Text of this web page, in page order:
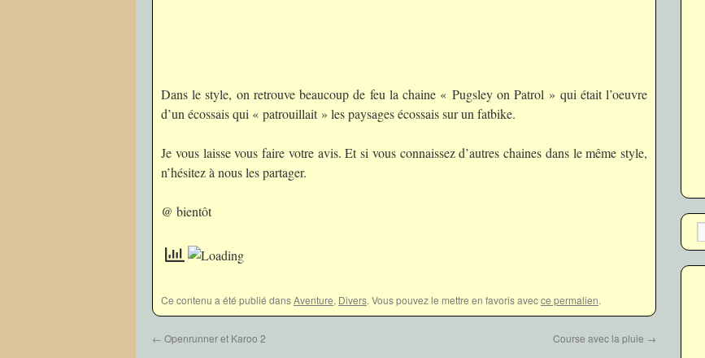
Dans le style, on retrouve beaucoup de feu la chaine « Pugsley on Patrol » qui était l’oeuvre
d’un écossais qui « patrouillait » les paysages écossais sur un fatbike.
Je vous laisse vous faire votre avis. Et si vous connaissez d’autres chaines dans le même style,
n’hésitez à nous les partager.
@ bientôt
Ce contenu a été publié dansAventure, Divers. Vous pouvez le mettre en favoris avecce permalien.
← Openrunner et Karoo 2 Course avec la pluie →